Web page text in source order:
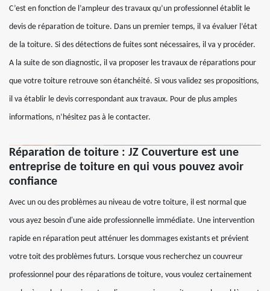
C’est en fonction de l’ampleur des travaux qu’un professionnel établit le
devis de réparation de toiture. Dans un premier temps, il va évaluer l’état
de la toiture. Si des détections de fuites sont nécessaires, il va y procéder.
A la suite de son diagnostic, il va proposer les travaux de réparations pour
que votre toiture retrouve son étanchéité. Si vous validez ses propositions,
il va établir le devis correspondant aux travaux. Pour de plus amples
informations, n’hésitez pas à le contacter.
Réparation de toiture : JZ Couverture est une
entreprise de toiture en qui vous pouvez avoir
confiance
Avec un ou des problèmes au niveau de votre toiture, il est normal que
vous ayez besoin d'une aide professionnelle immédiate. Une intervention
rapide en réparation peut atténuer les dommages existants et prévient
votre toit des problèmes futurs. Lorsque vous recherchez un couvreur
professionnel pour des réparations de toiture, vous voulez certainement